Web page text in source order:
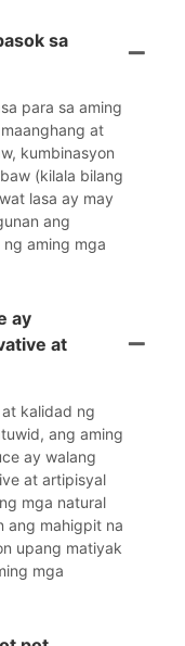
sa
para sa aming
at
kumbinasyon
(kilala bilang
lasa ay may
ang
aming mga
ay
at
kalidad ng
ang aming
ay walang
at artipisyal
mga natural
ang mahigpit na
upang matiyak
mga